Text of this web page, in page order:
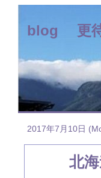
blog 更
2017年7月10日
北